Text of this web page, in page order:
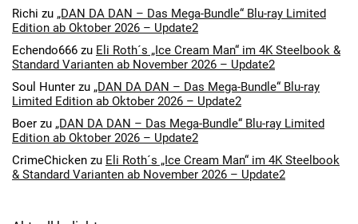
Richi zu „DAN DA DAN – Das Mega-Bundle“ Blu-ray Limited
Edition ab Oktober 2026 – Update2
Echendo666 zu Eli Roth´s „Ice Cream Man“ im 4K Steelbook &
Standard Varianten ab November 2026 – Update2
Soul Hunter zu „DAN DA DAN – Das Mega-Bundle“ Blu-ray
Limited Edition ab Oktober 2026 – Update2
Boer zu „DAN DA DAN – Das Mega-Bundle“ Blu-ray Limited
Edition ab Oktober 2026 – Update2
CrimeChicken zu Eli Roth´s „Ice Cream Man“ im 4K Steelbook
& Standard Varianten ab November 2026 – Update2